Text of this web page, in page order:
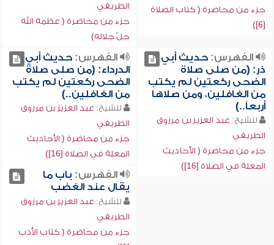
جزء من محاضرة ( كتاب الصلاة
[6])
الطريفي
جزء من محاضرة ( عظمة الله
جلَّ جلاله)
الفهرس:حديث أبي
ذر: (من صلى صلاة
الضحى ركعتين لم يكتب
من الغافلين، ومن صلاها
أربعاً..)
للشيخ: عبد العزيز بن مرزوق
الطريفي
جزء من محاضرة ( الأحاديث
المعلة في الصلاة [16])
الفهرس:حديث أبي
الدرداء: (من صلى صلاة
الضحى ركعتين لم يكتب
من الغافلين..)
للشيخ: عبد العزيز بن مرزوق
الطريفي
جزء من محاضرة ( الأحاديث
المعلة في الصلاة [16])
الفهرس: باب ما
يقال عند الغضب
للشيخ: عبد العزيز بن مرزوق
الطريفي
جزء من محاضرة ( كتاب الأدب